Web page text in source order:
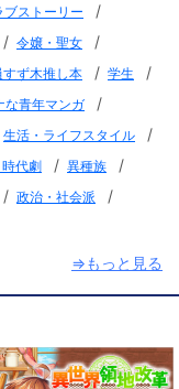
ブストーリー /
/ 令嬢・聖女 /
すず木推し本 / 学生 /
な青年マンガ /
生活・ライフスタイル /
代劇 / 異種族 /
/ 政治・社会派 /
⇒もっと見る